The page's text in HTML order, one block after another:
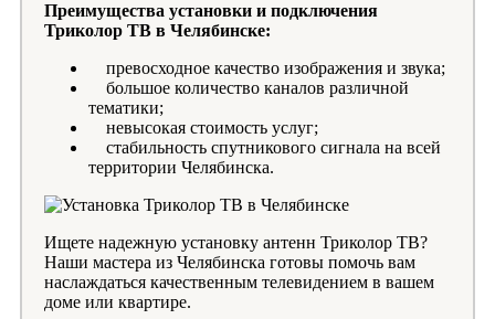
Преимущества установки и подключения
Триколор ТВ в Челябинске:
превосходное качество изображения и звука;
большое количество каналов различной
тематики;
невысокая стоимость услуг;
стабильность спутникового сигнала на всей
территории Челябинска.
Ищете надежную установку антенн Триколор ТВ?
Наши мастера из Челябинска готовы помочь вам
наслаждаться качественным телевидением в вашем
доме или квартире.